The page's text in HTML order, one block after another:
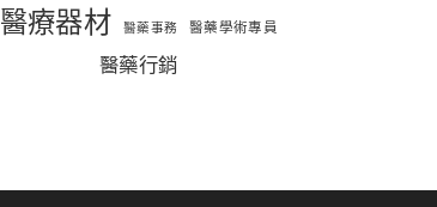
醫療器材 醫藥事務 醫藥學術專員
醫藥行銷